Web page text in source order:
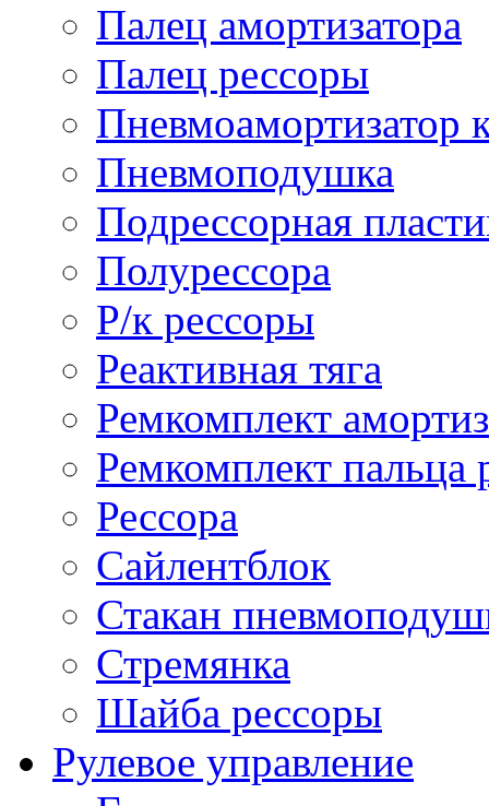
Палец амортизатора
Палец рессоры
Пневмоамортизатор
Пневмоподушка
Подрессорная
Полурессора
Р/к рессоры
Реактивная тяга
Ремкомплект
Ремкомплект пальца
Рессора
Сайлентблок
Стакан
Стремянка
Шайба рессоры
Рулевое управление